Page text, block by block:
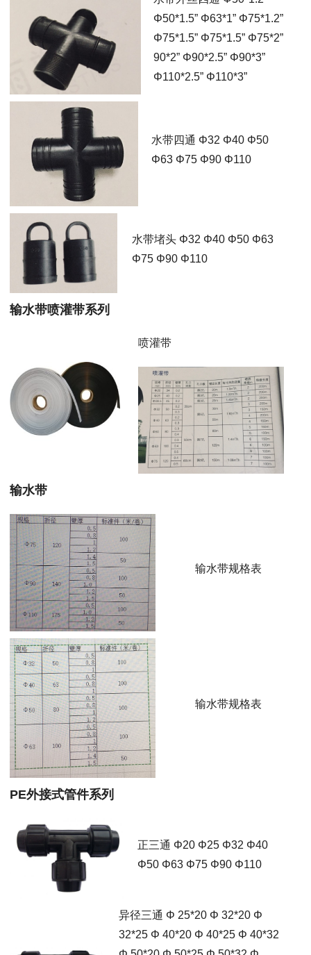
Φ50*1.5” Φ63*1” Φ75*1.2”
Φ75*1.5” Φ75*1.5” Φ75*2”
90*2” Φ90*2.5” Φ90*3”
Φ110*2.5” Φ110*3”
水带四通 Φ32 Φ40 Φ50
Φ63 Φ75 Φ90 Φ110
水带堵头 Φ32 Φ40 Φ50 Φ63
Φ75 Φ90 Φ110
输水带喷灌带系列
喷灌带
输水带
输水带规格表
输水带规格表
PE外接式管件系列
正三通 Φ20 Φ25 Φ32 Φ40
Φ50 Φ63 Φ75 Φ90 Φ110
异径三通 Φ 25*20 Φ 32*20 Φ
32*25 Φ 40*20 Φ 40*25 Φ 40*32